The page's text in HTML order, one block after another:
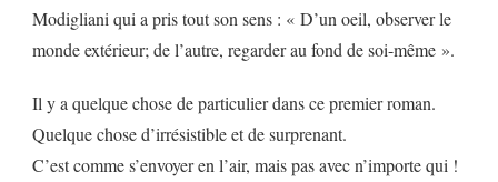
Modigliani qui a pris tout son sens : « D’un oeil, observer le
monde extérieur; de l’autre, regarder au fond de soi-même ».
Il y a quelque chose de particulier dans ce premier roman.
Quelque chose d’irrésistible et de surprenant.
C’est comme s’envoyer en l’air, mais pas avec n’importe qui !